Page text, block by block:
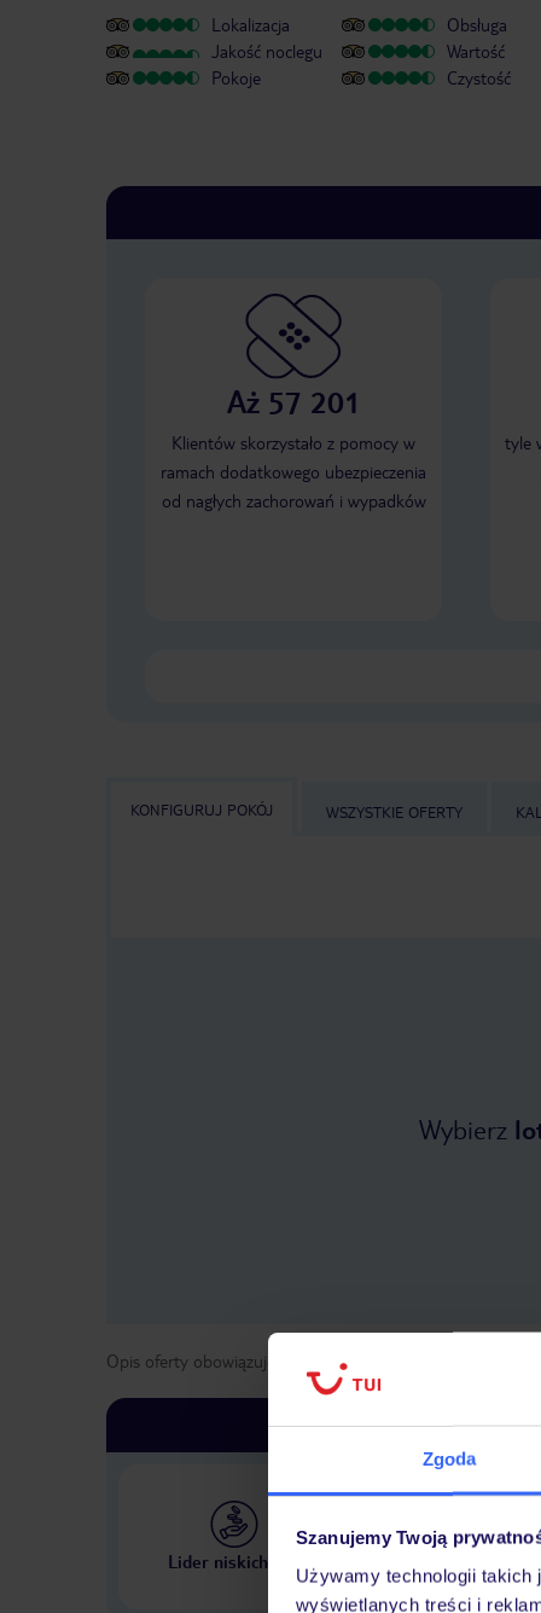
Zgoda
Szanujemy Twoją
Używamy technologii
wyświetlanych treści i
Lokalizacja
Jakość noclegu
Pokoje
Obsługa
Wartość
Czystość
Aż 57 201
Klientów skorzystało z pomocy w
ramach dodatkowego ubezpieczenia
od nagłych zachorowań i wypadków
tyle
KONFIGURUJ POKÓJ WSZYSTKIE OFERTY
Wybierz
Opis oferty obowiązuje dla wyjazdów w terminie
Lider niskich cen
Największe biuro
w Polsce